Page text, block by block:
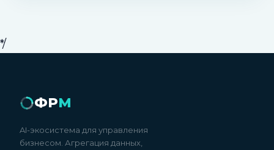
*/
ФРМ
AI-экосистема для управления
бизнесом. Агрегация данных,